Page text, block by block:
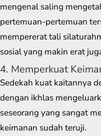
mengenal saling
pertemuan-pertemuan
mempererat tali
sosial yang makin erat
4. Memperkuat
Sedekah kuat kaitannya
dengan ikhlas
seseorang yang sangat
keimanan sudah teruji.